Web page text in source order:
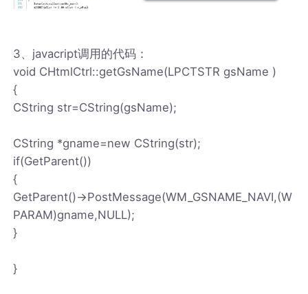
3、javacript调用的代码：
void CHtmlCtrl::getGsName(LPCTSTR gsName )
{
CString str=CString(gsName);
CString *gname=new CString(str);
if(GetParent())
{
GetParent()->PostMessage(WM_GSNAME_NAVI,(W
PARAM)gname,NULL);
}
}